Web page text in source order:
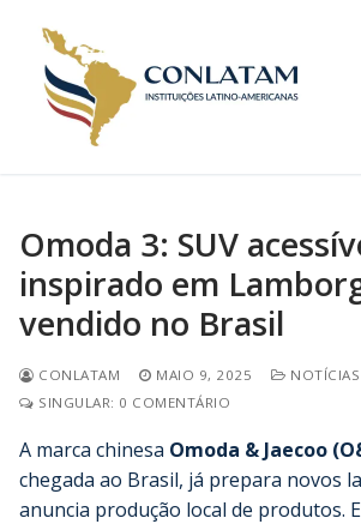
Omoda 3: SUV
inspirado em
vendido no Brasil
CONLATAM MAIO 9, 2025
NOTÍCIAS
SINGULAR: 0 COMENTÁRIO
A marca chinesa Omoda & Jaecoo
chegada ao Brasil, já prepara novos
anuncia produção local de produtos.